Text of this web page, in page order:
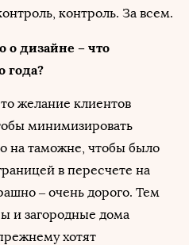
контроль. За всем.
о дизайне – что
года?
желание клиентов
минимизировать
на таможне, чтобы было
в пересчете на
– очень дорого. Тем
и загородные дома
хотят